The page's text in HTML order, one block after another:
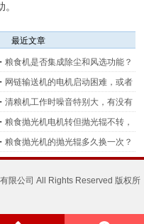
最近文章
・ 粮食机是否集成除尘和风选功能？
——宏源机械科技专业解答
・ 网链输送机的电机启动困难，或者
一启动就跳闸，怎么排查？
・ 清粮机工作时噪音特别大，有没有
有效的降噪办法？
・ 粮食抛光机电机转但抛光辊不转，
是皮带打滑还是链条断了？
・ 粮食抛光机的抛光辊多久换一次？
限公司 All Rights Reserved 版权所